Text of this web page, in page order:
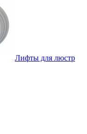
Лифты для люстр